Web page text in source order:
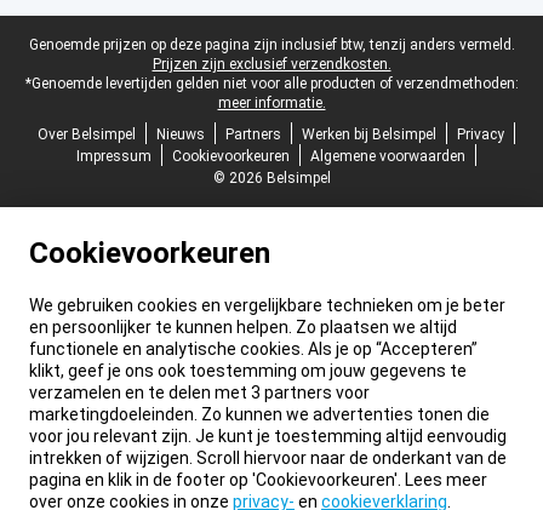
Juridische voettekst
Genoemde prijzen op deze pagina zijn inclusief btw, tenzij anders vermeld.
Prijzen zijn exclusief verzendkosten.
*Genoemde levertijden gelden niet voor alle producten of verzendmethoden:
meer informatie.
Over Belsimpel
Nieuws Partners Werken bij Belsimpel
Privacy
Impressum
Cookievoorkeuren
Algemene voorwaarden
© 2026 Belsimpel
Cookievoorkeuren
We gebruiken cookies en vergelijkbare technieken om je beter
en persoonlijker te kunnen helpen. Zo plaatsen we altijd
functionele en analytische cookies. Als je op “Accepteren”
klikt, geef je ons ook toestemming om jouw gegevens te
verzamelen en te delen met 3 partners voor
marketingdoeleinden. Zo kunnen we advertenties tonen die
voor jou relevant zijn. Je kunt je toestemming altijd eenvoudig
intrekken of wijzigen. Scroll hiervoor naar de onderkant van de
pagina en klik in de footer op 'Cookievoorkeuren'. Lees meer
over onze cookies in onze privacy- en cookieverklaring